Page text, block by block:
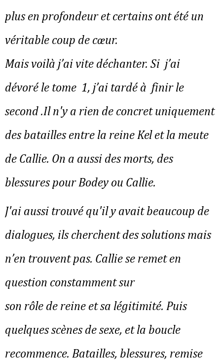
plus en profondeur et certains ont été un
véritable coup de cœur.
Mais voilà j’ai vite déchanter. Si j’ai
dévoré le tome 1, j’ai tardé à finir le
second .Il n'y a rien de concret uniquement
des batailles entre la reine Kel et la meute
de Callie. On a aussi des morts, des
blessures pour Bodey ou Callie.
J'ai aussi trouvé qu'il y avait beaucoup de
dialogues, ils cherchent des solutions mais
n’en trouvent pas. Callie se remet en
question constamment sur
son rôle de reine et sa légitimité. Puis
quelques scènes de sexe, et la boucle
recommence. Batailles, blessures, remise